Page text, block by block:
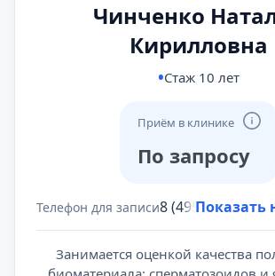
Чинченко
Кирилловна
Стаж 10 лет
Приём в клинике
По запросу
Телефон для записи8 (495) 431-69-47
Показать
Занимается оценкой качества